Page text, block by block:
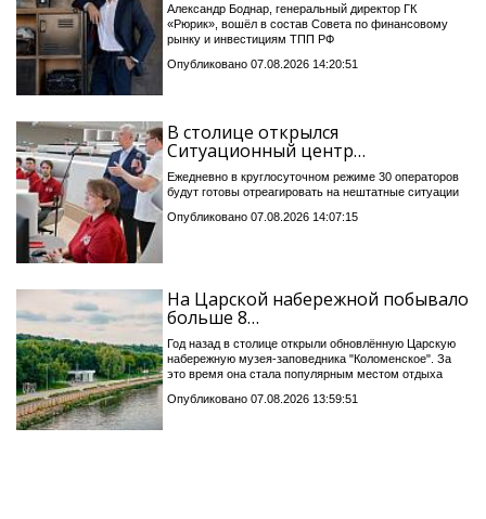
Александр Боднар, генеральный директор ГК
«Рюрик», вошёл в состав Совета по финансовому
рынку и инвестициям ТПП РФ
Опубликовано 07.08.2026 14:20:51
В столице открылся
Ситуационный центр…
Ежедневно в круглосуточном режиме 30 операторов
будут готовы отреагировать на нештатные ситуации
Опубликовано 07.08.2026 14:07:15
На Царской набережной побывало
больше 8…
Год назад в столице открыли обновлённую Царскую
набережную музея-заповедника "Коломенское". За
это время она стала популярным местом отдыха
Опубликовано 07.08.2026 13:59:51